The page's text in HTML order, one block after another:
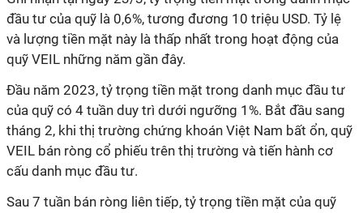
đầu tư của quỹ là 0,6%, tương đương 10 triệu USD. Tỷ lệ
và lượng tiền mặt này là thấp nhất trong hoạt động của
quỹ VEIL những năm gần đây.
Đầu năm 2023, tỷ trọng tiền mặt trong danh mục đầu tư
của quỹ có 4 tuần duy trì dưới ngưỡng 1%. Bắt đầu sang
tháng 2, khi thị trường chứng khoán Việt Nam bất ổn, quỹ
VEIL bán ròng cổ phiếu trên thị trường và tiến hành cơ
cấu danh mục đầu tư.
Sau 7 tuần bán ròng liên tiếp, tỷ trọng tiền mặt của quỹ